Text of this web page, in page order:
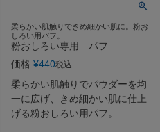
柔らかい肌触りできめ細かい肌に。粉お
しろい用パフ。
粉おしろい専用 パフ
価格 ¥440税込
柔らかい肌触りでパウダーを均
一に広げ、きめ細かい肌に仕上
げる粉おしろい用パフ。